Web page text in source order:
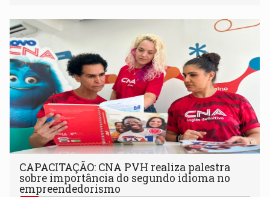
CAPACITAÇÃO: CNA PVH realiza palestra
sobre importância do segundo idioma no
empreendedorismo